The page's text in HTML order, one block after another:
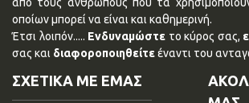
οποίων μπορεί να είναι και καθημερινή.
Έτσι λοιπόν..... Ενδυναμώστε το κύρος σας,
σας και διαφοροποιηθείτεέναντι του
ΣΧΕΤΙΚΑ ΜΕ ΕΜΑΣ